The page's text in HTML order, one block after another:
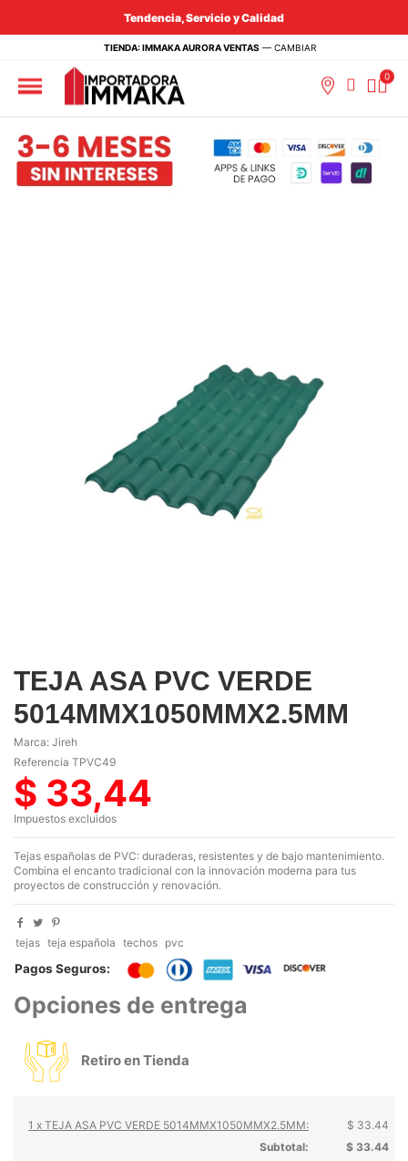
Tendencia, Servicio y Calidad
TIENDA: IMMAKA AURORA VENTAS — CAMBIAR
TEJA ASA PVC VERDE
5014MMX1050MMX2.5MM
Marca: Jireh
Referencia TPVC49
$ 33,44
Impuestos excluidos
Tejas españolas de PVC: duraderas, resistentes y de bajo mantenimiento.
Combina el encanto tradicional con la innovación moderna para tus
proyectos de construcción y renovación.
tejas teja española techos pvc
Pagos Seguros:
Opciones de entrega
Retiro en Tienda
1 x TEJA ASA PVC VERDE 5014MMX1050MMX2.5MM:
$ 33.44
Subtotal:
$ 33.44